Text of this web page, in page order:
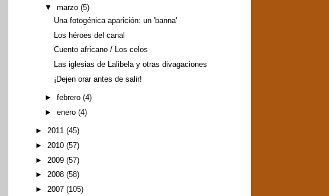
▼ marzo (5)
Una fotogénica aparición: un 'banna'
Los héroes del canal
Cuento africano / Los celos
Las iglesias de Lalibela y otras divagaciones
¡Dejen orar antes de salir!
► febrero (4)
► enero (4)
► 2011 (45)
► 2010 (57)
► 2009 (57)
► 2008 (58)
► 2007 (105)